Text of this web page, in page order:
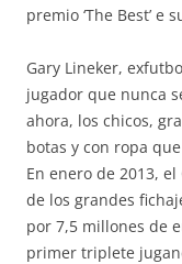
premio ‘The Best’ e
Gary Lineker,
jugador que nunca
ahora, los chicos,
botas y con ropa
En enero de 2013,
de los grandes
por 7,5 millones de
primer triplete